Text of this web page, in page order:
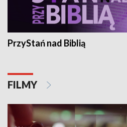
PrzyStań nad Biblią
FILMY